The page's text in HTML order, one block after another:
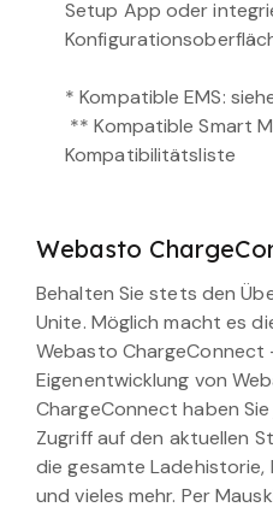
Setup App oder
* Kompatible EMS:
** Kompatible Smart
Kompatibilitätsliste
Webasto
Behalten Sie stets den
Unite. Möglich macht es
Webasto ChargeConnect
Eigenentwicklung von
ChargeConnect haben
Zugriff auf den aktuellen
die gesamte Ladehistorie,
und vieles mehr. Per